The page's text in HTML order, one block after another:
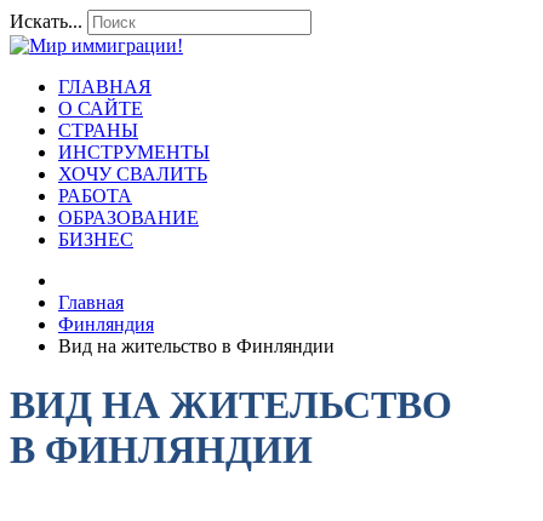
Искать...
ГЛАВНАЯ
О САЙТЕ
СТРАНЫ
ИНСТРУМЕНТЫ
ХОЧУ СВАЛИТЬ
РАБОТА
ОБРАЗОВАНИЕ
БИЗНЕС
Главная
Финляндия
Вид на жительство в Финляндии
ВИД НА ЖИТЕЛЬСТВО
В ФИНЛЯНДИИ